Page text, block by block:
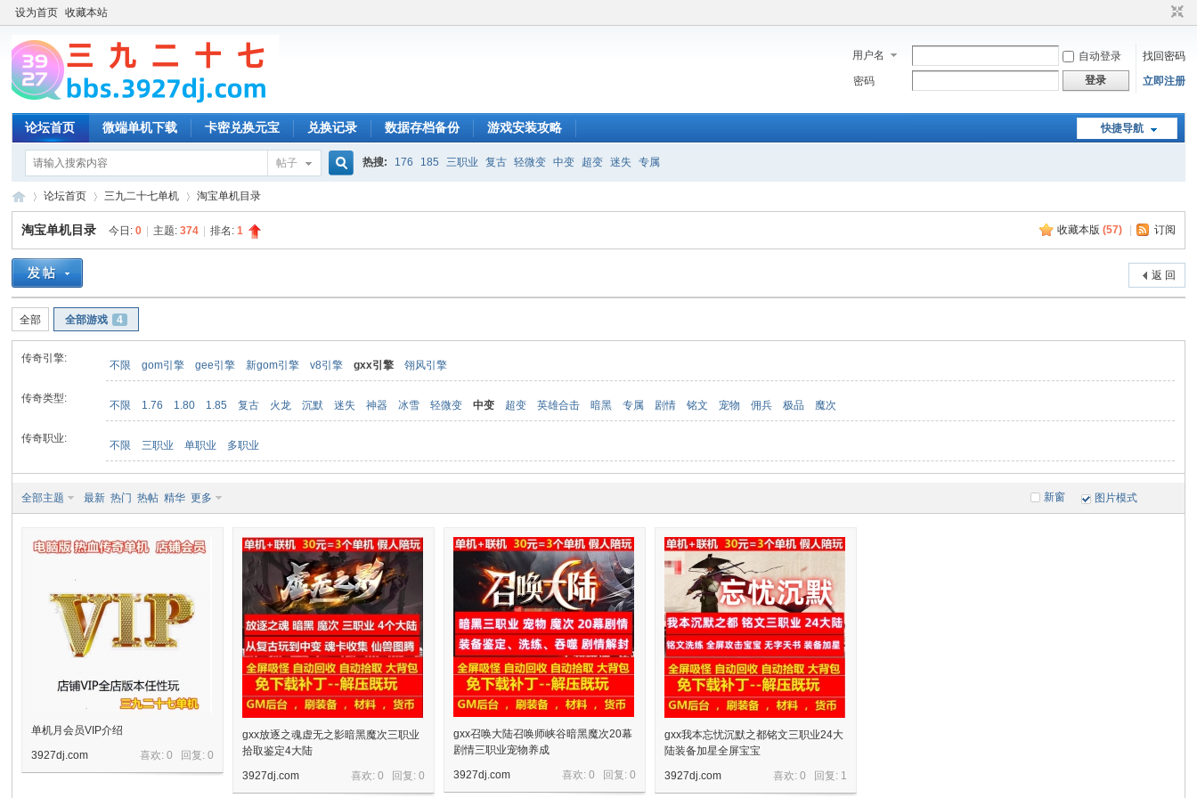
设为首页 收藏本站
用户名 自动登录
找回密码
密码
登录 立即注册
快捷导航
论坛首页 微端单机下载 卡密兑换元宝 兑换记录 数据存档备份 游戏安装攻略
帖子 热搜: 176 185 三职业 复古 轻微变 中变 超变 迷失 专属
»
论坛首页 三九二十七单机 淘宝单机目录
收藏本版 (57) 订阅
淘宝单机目录 今日:0 主题:374 排名:1
返 回
全部 全部游戏 4
传奇引擎:
不限 gom引擎 gee引擎 新gom引擎 v8引擎 gxx引擎 翎风引擎
传奇类型:
不限 1.76 1.80 1.85 复古 火龙 沉默 迷失 神器 冰雪 轻微变 中变 超变 英雄合击 暗黑 专属 剧情 铭文 宠物 佣兵 极品 魔次
传奇职业:
不限 三职业 单职业 多职业
新窗
全部主题 最新 热门 热帖 精华 更多 图片模式
单机月会员VIP介绍
喜欢: 0 回复:0
3927dj.com
gxx放逐之魂虚无之影暗黑魔次三职业
拾取鉴定4大陆
喜欢: 0 回复:0
3927dj.com
gxx召唤大陆召唤师峡谷暗黑魔次20幕
剧情三职业宠物养成
喜欢: 0 回复:0
3927dj.com
gxx我本忘忧沉默之都铭文三职业24大
陆装备加星全屏宝宝
喜欢: 0 回复: 1
3927dj.com